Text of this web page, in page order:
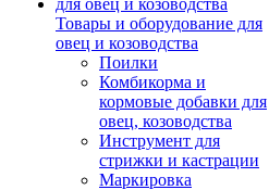
Товары и оборудование для
овец и козоводства
Поилки
Комбикорма и
кормовые добавки для
овец, козоводства
Инструмент для
стрижки и кастрации
Маркировка